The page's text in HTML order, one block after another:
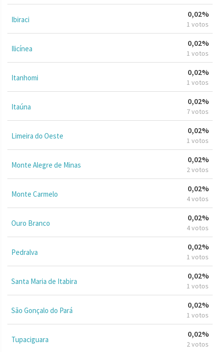
Ibiraci
0,02%
1 votos
Ilicínea
0,02%
1 votos
Itanhomi
0,02%
1 votos
Itaúna
0,02%
7 votos
Limeira do Oeste
0,02%
1 votos
Monte Alegre de Minas
0,02%
2 votos
Monte Carmelo
0,02%
4 votos
Ouro Branco
0,02%
4 votos
Pedralva
0,02%
1 votos
Santa Maria de Itabira
0,02%
1 votos
São Gonçalo do Pará
0,02%
1 votos
Tupaciguara
0,02%
2 votos